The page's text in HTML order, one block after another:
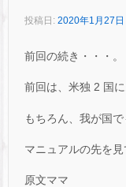
投稿日: 2020年1月27日
前回の続き・・・。
前回は、米独 2 国
もちろん、我が国で
マニュアルの先を見
原文ママ